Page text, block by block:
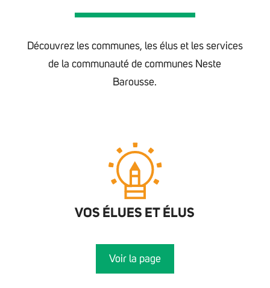
Découvrez les communes, les élus et les services
de la communauté de communes Neste
Barousse.
VOS ÉLUES ET ÉLUS
Voir la page